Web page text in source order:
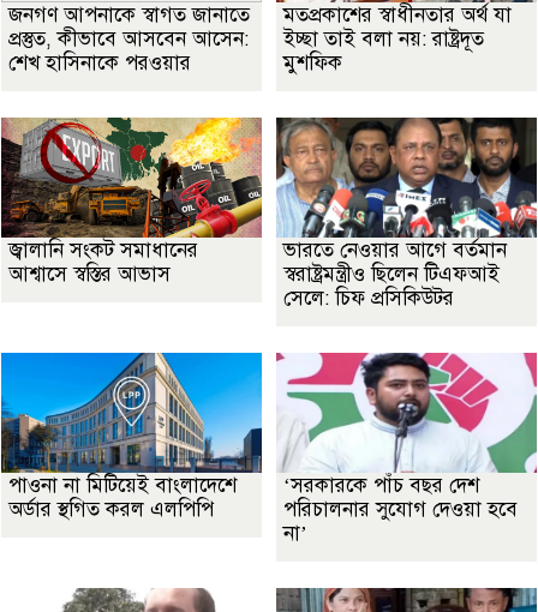
জনগণ আপনাকে স্বাগত জানাতে
প্রস্তুত, কীভাবে আসবেন আসেন:
শেখ হাসিনাকে পরওয়ার
মতপ্রকাশের স্বাধীনতার অর্থ যা
ইচ্ছা তাই বলা নয়: রাষ্ট্রদূত
মুশফিক
জ্বালানি সংকট সমাধানের
আশ্বাসে স্বস্তির আভাস
ভারতে নেওয়ার আগে বর্তমান
স্বরাষ্ট্রমন্ত্রীও ছিলেন টিএফআই
সেলে: চিফ প্রসিকিউটর
পাওনা না মিটিয়েই বাংলাদেশে
অর্ডার স্থগিত করল এলপিপি
‘সরকারকে পাঁচ বছর দেশ
পরিচালনার সুযোগ দেওয়া হবে
না’